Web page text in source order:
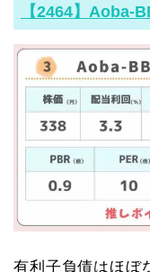
【2464】Aoba-
有利子負債はほぼ